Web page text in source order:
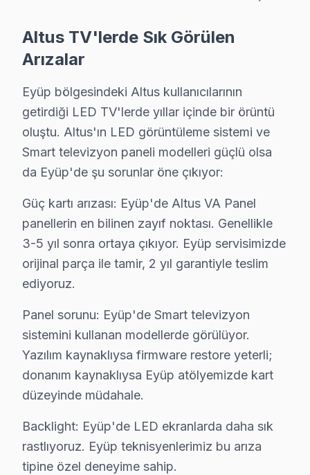
Altus TV Servis Garanti Belgesi – Yazılı ve İmzalı Güvence
Eyüp'da Altus TV tamiri yaptıranlar için Eyüp garanti
Eyüp'de her onarımda ne sağlıyoruz?
• 2 yıl yazılı işçilik garantisi
• Eyüp'de kullanılan orijinal parçalar için 2 yıl parça
• Aynı sorunun tekrarı → Eyüp'de ücretsiz yeniden
• Resmi fatura + garanti belgesi (kağıt/dijital)
Eyüp'de garanti süreci nasıl işler?
Onarım bittikten sonra Eyüp servisimizde imzalı
Eyüp'da Altus servisi sonrası güvende olun.
Altus TV Arıza Onarım Maliyeti – Eyüp Fiyat
Altus TV tamiri için Eyüp'da net ve önceden bildirilmiş
2025 Eyüp Altus TV servis ücretleri:
• LED backlight tamiri: ₺500 – ₺2.000
• Yazılım güncelleme ve hata giderme: ₺200 – ₺500
• T-Con kartı değişimi: ₺350 – ₺900
• Güç kartı (power board) tamiri: ₺400 – ₺1.200
• Kapasitör değişimi (anakart): ₺250 – ₺600
Altus TV'lerde Sık Görülen
Arızalar
Eyüp bölgesindeki Altus kullanıcılarının
getirdiği LED TV'lerde yıllar içinde bir örüntü
oluştu. Altus'ın LED görüntüleme sistemi ve
Smart televizyon paneli modelleri güçlü olsa
da Eyüp'de şu sorunlar öne çıkıyor:
Güç kartı arızası: Eyüp'de Altus VA Panel
panellerin en bilinen zayıf noktası. Genellikle
3-5 yıl sonra ortaya çıkıyor. Eyüp servisimizde
orijinal parça ile tamir, 2 yıl garantiyle teslim
ediyoruz.
Panel sorunu: Eyüp'de Smart televizyon
sistemini kullanan modellerde görülüyor.
Yazılım kaynaklıysa firmware restore yeterli;
donanım kaynaklıysa Eyüp atölyemizde kart
düzeyinde müdahale.
Backlight: Eyüp'de LED ekranlarda daha sık
rastlıyoruz. Eyüp teknisyenlerimiz bu arıza
tipine özel deneyime sahip.